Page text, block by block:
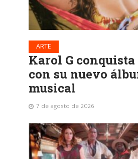
ARTE
Karol G
con su nuevo
musical
7 de agosto de 2026